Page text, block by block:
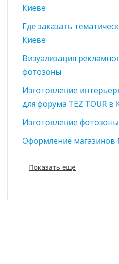
Киеве
Где заказать
Киеве
Визуализация
фотозоны
Изготовление
для форума TEZ TOUR в
Изготовление
Оформление магазинов
Показать еще